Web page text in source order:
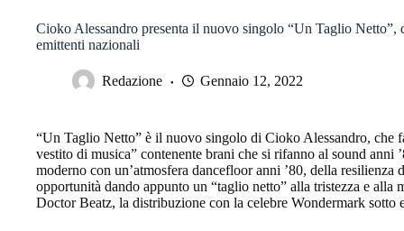
Cioko Alessandro presenta il nuovo singolo “Un Taglio Netto”,
emittenti nazionali
Redazione Gennaio 12, 2022
“Un Taglio Netto” è il nuovo singolo di Cioko Alessandro, che
vestito di musica” contenente brani che si rifanno al sound anni
moderno con un’atmosfera dancefloor anni ’80, della
opportunità dando appunto un “taglio netto” alla tristezza e
Doctor Beatz, la distribuzione con la celebre Wondermark